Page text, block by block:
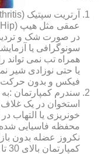
در صورت شک و تردید
سونوگرافی یا
همراه تب نمی تواند
یا حتی نوزادی شیر
فیکس و بدون حرکت
سندرم کمپارتمان
استخوان در یک
خونریزی یا التهاب
محفظه فاسیایی
نکروز عضله بدون